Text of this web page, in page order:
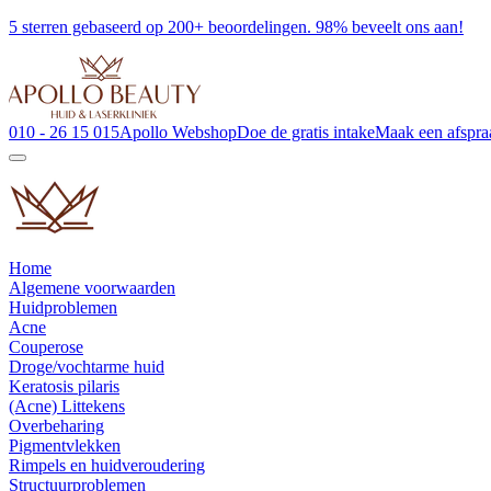
5 sterren gebaseerd op 200+ beoordelingen. 98% beveelt ons aan!
010 - 26 15 015Apollo WebshopDoe de gratis intakeMaak een
Home
Algemene voorwaarden
Huidproblemen
Acne
Couperose
Droge/vochtarme huid
Keratosis pilaris
(Acne) Littekens
Overbeharing
Pigmentvlekken
Rimpels en huidveroudering
Structuurproblemen